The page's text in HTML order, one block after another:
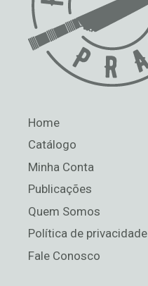
Home
Catálogo
Minha Conta
Publicações
Quem Somos
Política de privacidade
Fale Conosco